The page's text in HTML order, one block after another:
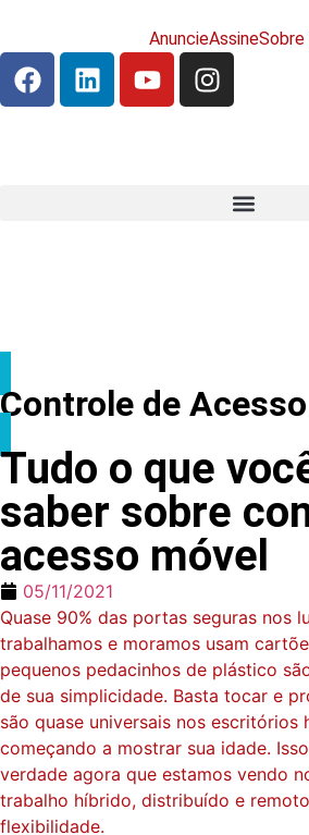
AnuncieAssineSobre
Controle de Acesso
Tudo o que
saber sobre
acesso móvel
05/11/2021
Quase 90% das portas seguras nos
trabalhamos e moramos usam
pequenos pedacinhos de plástico
de sua simplicidade. Basta tocar e
são quase universais nos escritórios
começando a mostrar sua idade.
verdade agora que estamos vendo
trabalho híbrido, distribuído e
flexibilidade.